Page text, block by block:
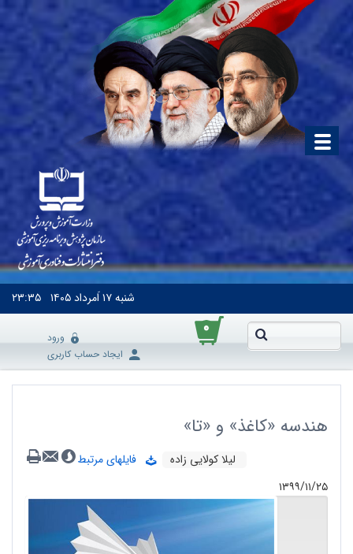
شنبه۱۷ اَمرداد ۱۴۰۵ ۲۳:۳۵
۰
ورود
ایجاد حساب کاربری
هندسه «کاغذ» و «تا»
لیلا کولایی زاده
فایلهای مرتبط
۱۳۹۹/۱۱/۲۵